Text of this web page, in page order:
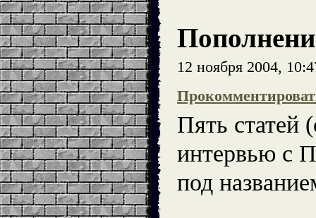
12 ноября 2004,
Пять статей
интервью с
под